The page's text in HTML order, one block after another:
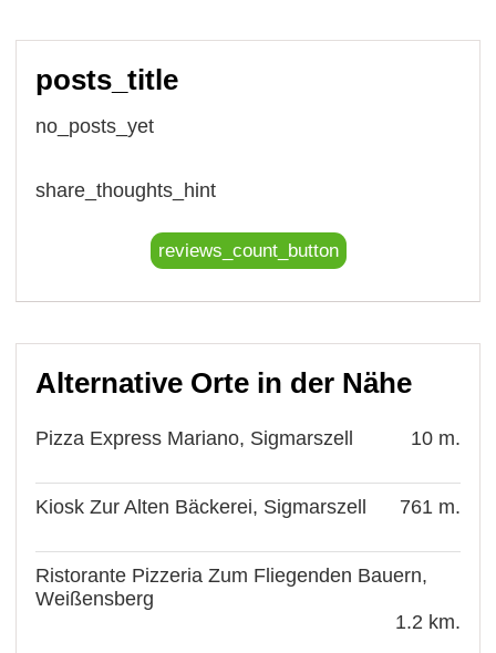
posts_title
no_posts_yet
share_thoughts_hint
reviews_count_button
Alternative Orte in der Nähe
Pizza Express Mariano, Sigmarszell 10 m.
Kiosk Zur Alten Bäckerei, Sigmarszell 761 m.
Ristorante Pizzeria Zum Fliegenden Bauern,
Weißensberg
1.2 km.